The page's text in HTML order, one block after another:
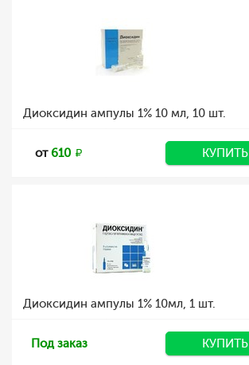
Диоксидин ампулы 1% 10 мл, 10 шт.
от610 КУПИТЬ
Диоксидин ампулы 1% 10мл, 1 шт.
Под заказ КУПИТЬ